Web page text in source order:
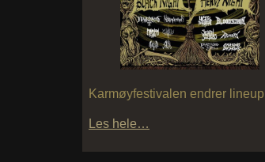
Karmøyfestivalen endrer
Les hele…